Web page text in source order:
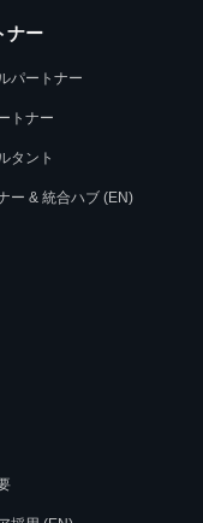
ナー
パートナー
トナー
タント
ー & 統合ハブ (EN)